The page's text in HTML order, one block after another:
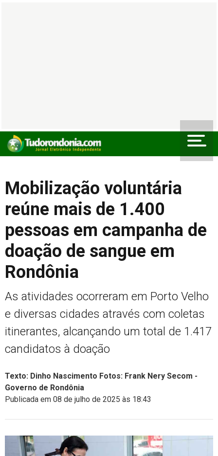
Mobilização voluntária
reúne mais de 1.400
pessoas em campanha de
doação de sangue em
Rondônia
As atividades ocorreram em Porto Velho
e diversas cidades através com coletas
itinerantes, alcançando um total de 1.417
candidatos à doação
Texto: Dinho Nascimento Fotos: Frank Nery Secom -
Governo de Rondônia
Publicada em 08 de julho de 2025 às 18:43